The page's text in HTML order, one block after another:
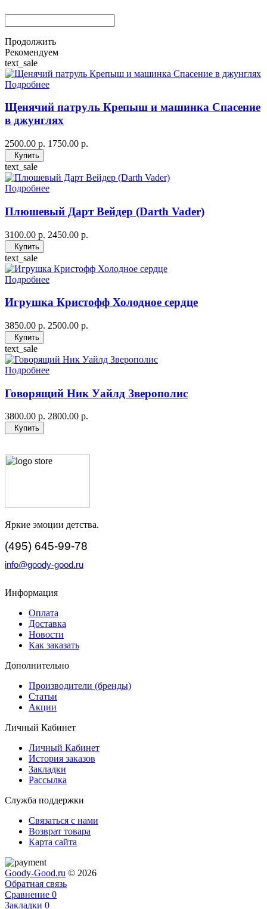
Продолжить
Рекомендуем
text_sale
Подробнее
Щенячий патруль Крепыш и машинка Спасение
в джунглях
2500.00 р. 1750.00 р.
Купить
text_sale
Подробнее
Плюшевый Дарт Вейдер (Darth Vader)
3100.00 р. 2450.00 р.
Купить
text_sale
Подробнее
Игрушка Кристофф Холодное сердце
3850.00 р. 2500.00 р.
Купить
text_sale
Подробнее
Говорящий Ник Уайлд Зверополис
3800.00 р. 2800.00 р.
Купить
Яркие эмоции детства.
(495) 645-99-78
info@goody-good.ru
Информация
Оплата
Доставка
Новости
Как заказать
Дополнительно
Производители (бренды)
Статьи
Акции
Личный Кабинет
Личный Кабинет
История заказов
Закладки
Рассылка
Служба поддержки
Связаться с нами
Возврат товара
Карта сайта
Goody-Good.ru © 2026
Обратная связь
Сравнение 0
Закладки 0